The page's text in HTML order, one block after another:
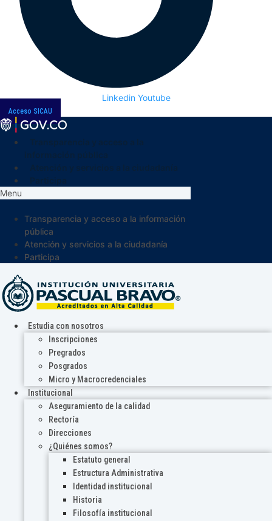
Linkedin Youtube
Acceso SICAU
Menu
Transparencia y acceso a la información
pública
Atención y servicios a la ciudadanía
Participa
Estudia con nosotros
Inscripciones
Pregrados
Posgrados
Micro y Macrocredenciales
Institucional
Aseguramiento de la calidad
Rectoría
Direcciones
¿Quiénes somos?
Estatuto general
Estructura Administrativa
Identidad institucional
Historia
Filosofía institucional